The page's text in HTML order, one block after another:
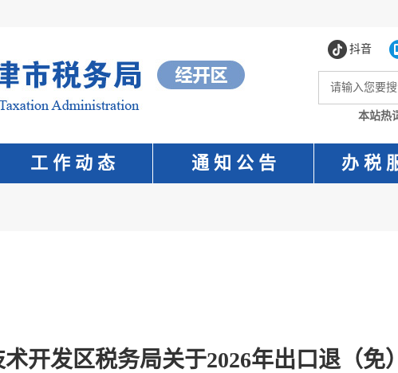
抖音
本站热
工 作 动 态 通 知 公 告 办 税
开发区税务局关于2026年出口退（免